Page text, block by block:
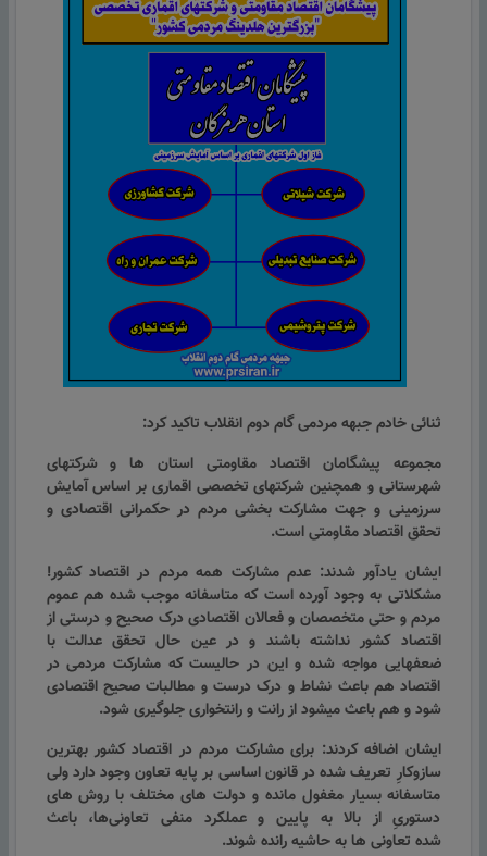
ثنائی خادم جبهه مردمی گام دوم انقلاب تاکید کرد:
مجموعه پیشگامان اقتصاد مقاومتی استان ها و شرکتهای
شهرستانی و همچنین شرکتهای تخصصی اقماری بر اساس آمایش
سرزمینی و جهت مشارکت بخشی مردم در حکمرانی اقتصادی و
تحقق اقتصاد مقاومتی است.
ایشان یادآور شدند: عدم مشارکت همه مردم در اقتصاد کشور!
مشکلاتی به وجود آورده است که متاسفانه موجب شده هم عموم
مردم و حتی متخصصان و فعالان اقتصادی درک صحیح و درستی از
اقتصاد کشور نداشته باشند و در عین حال تحقق عدالت با
ضعفهایی مواجه شده و این در حالیست که مشارکت مردمی در
اقتصاد هم باعث نشاط و درک درست و مطالبات صحیح اقتصادی
شود و هم باعث میشود از رانت و رانتخواری جلوگیری شود.
ایشان اضافه کردند: برای مشارکت مردم در اقتصاد کشور بهترین
سازوکارِ تعریف شده در قانون اساسی بر پایه تعاون وجود دارد ولی
متاسفانه بسیار مغفول مانده و دولت های مختلف با روش های
دستوریِ از بالا به پایین و عملکرد منفی تعاونی‌ها، باعث
شده تعاونی ها به حاشیه رانده شوند.